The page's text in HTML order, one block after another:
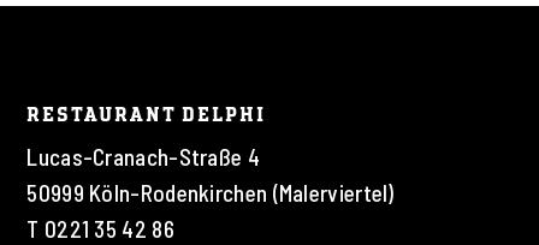
RESTAURANT DELPHI
Lucas-Cranach-Straße 4
50999 Köln-Rodenkirchen (Malerviertel)
T 0221 35 42 86